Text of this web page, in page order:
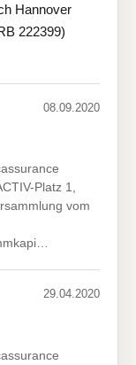
Hannover
222399)
08.09.2020
Platz 1,
vom
29.04.2020